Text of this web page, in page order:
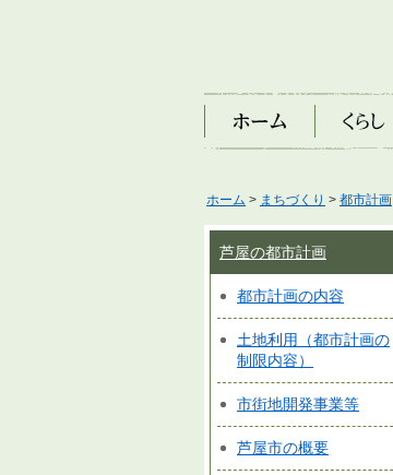
ホーム くらし
ホーム > まちづくり > 都市計画
芦屋の都市計画
都市計画の内容
土地利用（都市計画の
制限内容）
市街地開発事業等
芦屋市の概要